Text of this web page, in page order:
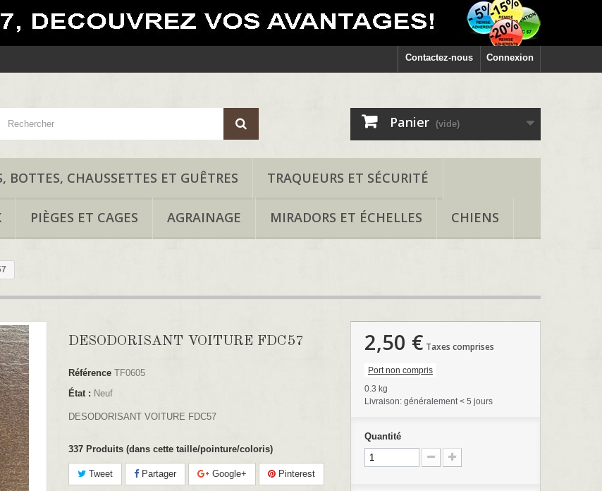
Connexion
Contactez-nous
Panier (vide)
BOTTES, CHAUSSETTES ET GUÊTRES TRAQUEURS ET SÉCURITÉ
PIÈGES ET CAGES AGRAINAGE MIRADORS ET ÉCHELLES CHIENS
DESODORISANT VOITURE FDC57
Référence TF0605
État : Neuf
DESODORISANT VOITURE FDC57
337 Produits (dans cette taille/pointure/coloris)
Tweet Partager Google+ Pinterest
2,50 € Taxes comprises
Port non compris
0.3 kg
Livraison: généralement < 5 jours
Quantité